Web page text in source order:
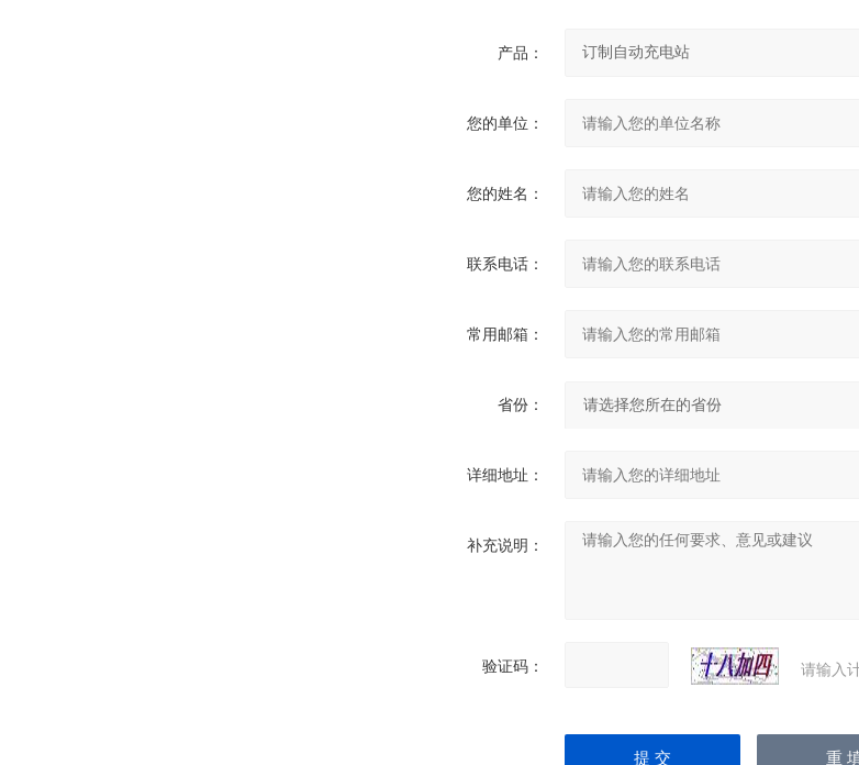
产品：
您的单位：
您的姓名：
联系电话：
常用邮箱：
省份：
详细地址：
补充说明：
验证码： 请输入